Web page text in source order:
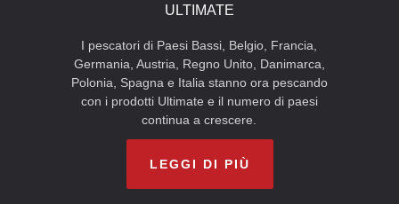
ULTIMATE
I pescatori di Paesi Bassi, Belgio, Francia,
Germania, Austria, Regno Unito, Danimarca,
Polonia, Spagna e Italia stanno ora pescando
con i prodotti Ultimate e il numero di paesi
continua a crescere.
LEGGI DI PIÙ